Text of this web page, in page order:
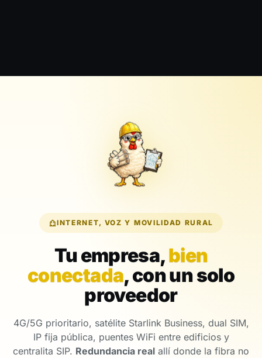
INTERNET, VOZ Y MOVILIDAD RURAL
Tu empresa,bien
conectada, con un solo
proveedor
4G/5G prioritario, satélite Starlink Business, dual SIM,
IP fija pública, puentes WiFi entre edificios y
centralita SIP. Redundancia real allí donde la fibra no